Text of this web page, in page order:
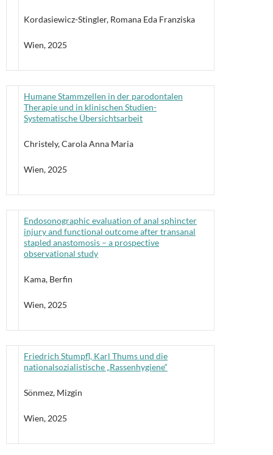
Kordasiewicz-Stingler, Romana Eda Franziska
Wien, 2025
Humane Stammzellen in der parodontalen
Therapie und in klinischen Studien-
Systematische Übersichtsarbeit
Christely, Carola Anna Maria
Wien, 2025
Endosonographic evaluation of anal sphincter
injury and functional outcome after transanal
stapled anastomosis – a prospective
observational study
Kama, Berfin
Wien, 2025
Friedrich Stumpfl, Karl Thums und die
nationalsozialistische „Rassenhygiene“
Sönmez, Mizgin
Wien, 2025